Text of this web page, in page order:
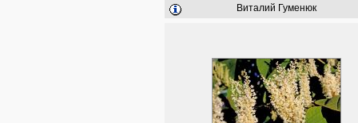
Виталий Гуменюк